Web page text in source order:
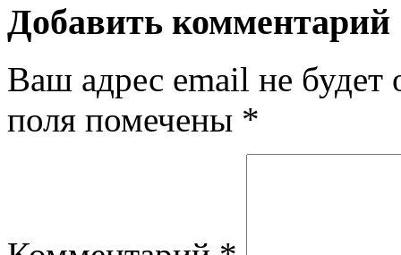
Добавить комментарий
Ваш адрес email не будет
поля помечены *